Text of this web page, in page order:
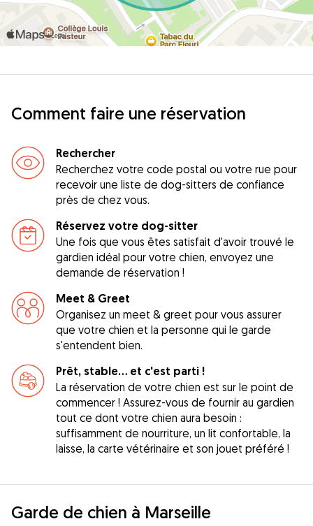
Comment faire une réservation
Rechercher
Recherchez votre code postal ou votre rue pour
recevoir une liste de dog-sitters de confiance
près de chez vous.
Réservez votre dog-sitter
Une fois que vous êtes satisfait d'avoir trouvé le
gardien idéal pour votre chien, envoyez une
demande de réservation !
Meet & Greet
Organisez un meet & greet pour vous assurer
que votre chien et la personne qui le garde
s'entendent bien.
Prêt, stable... et c'est parti !
La réservation de votre chien est sur le point de
commencer ! Assurez-vous de fournir au gardien
tout ce dont votre chien aura besoin :
suffisamment de nourriture, un lit confortable, la
laisse, la carte vétérinaire et son jouet préféré !
Garde de chien à Marseille